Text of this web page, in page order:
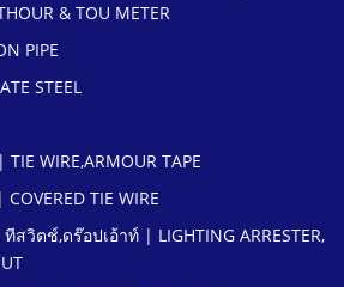
& TOU METER
PIPE
STEEL
WIRE,ARMOUR TAPE
TIE WIRE
สวิตช์,ดร๊อปเอ้าท์ | LIGHTING ARRESTER,